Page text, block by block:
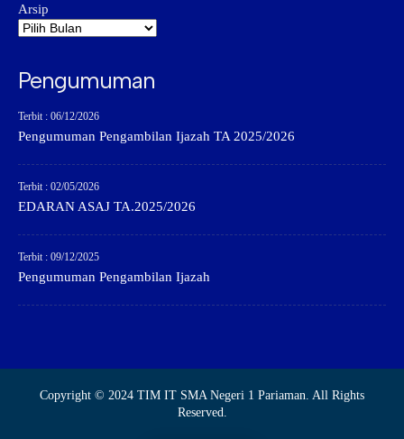
Arsip
Pengumuman
Terbit : 06/12/2026
Pengumuman Pengambilan Ijazah TA 2025/2026
Terbit : 02/05/2026
EDARAN ASAJ TA.2025/2026
Terbit : 09/12/2025
Pengumuman Pengambilan Ijazah
Copyright © 2024 TIM IT SMA Negeri 1 Pariaman. All Rights
Reserved.